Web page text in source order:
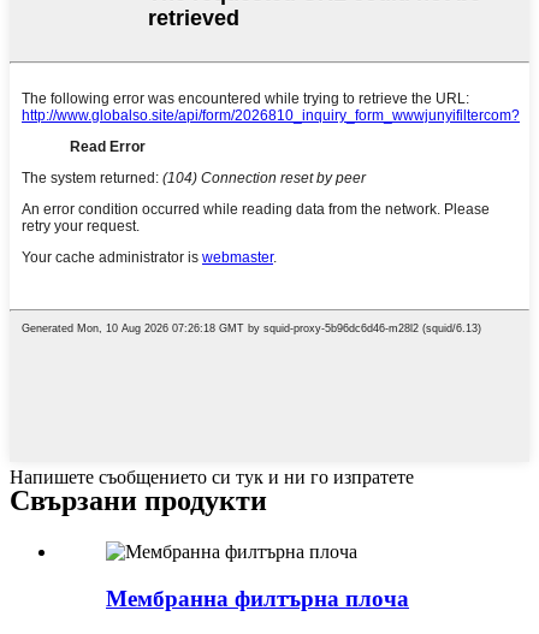
Напишете съобщението си тук и ни го изпратете
Свързани продукти
Мембранна филтърна плоча